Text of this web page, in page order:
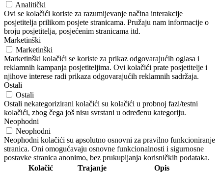
Analitički
Ovi se kolačići koriste za razumijevanje načina interakcije
posjetitelja prilikom posjete stranicama. Pružaju nam informacije o
broju posjetitelja, posjećenim stranicama itd.
Marketinški
Marketinški
Marketinški kolačići se koriste za prikaz odgovarajućih oglasa i
reklamnih kampanja posjetiteljima. Ovi kolačići prate posjetitelje i
njihove interese radi prikaza odgovarajućih reklamnih sadržaja.
Ostali
Ostali
Ostali nekategorizirani kolačići su kolačići u probnoj fazi/testni
kolačići, zbog čega još nisu svrstani u određenu kategoriju.
Neophodni
Neophodni
Neophodni kolačići su apsolutno osnovni za pravilno funkcioniranje
stranica. Oni omogućavaju osnovne funkcionalnosti i sigurnosne
postavke stranica anonimo, bez prukupljanja korisničkih podataka.
Kolačić
Trajanje Opis